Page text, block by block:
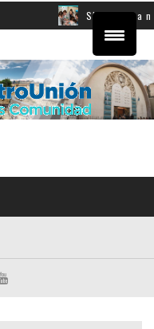
Shahak: una nueva